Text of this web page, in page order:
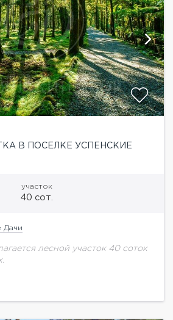
В ПОСЕЛКЕ УСПЕНСКИЕ
участок
40 сот.
Дачи
лесной участок 40 соток